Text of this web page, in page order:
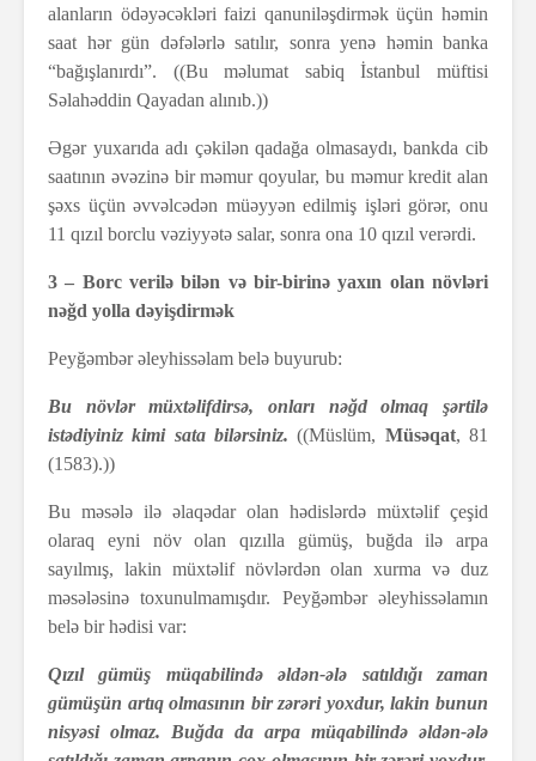
alanların ödəyəcəkləri faizi qanuniləşdirmək üçün həmin
saat hər gün dəfələrlə satılır, sonra yenə həmin banka
“bağışlanırdı”. ((Bu məlumat sabiq İstanbul müftisi
Səlahəddin Qayadan alınıb.))
Əgər yuxarıda adı çəkilən qadağa olmasaydı, bankda cib
saatının əvəzinə bir məmur qoyular, bu məmur kredit alan
şəxs üçün əvvəlcədən müəyyən edilmiş işləri görər, onu
11 qızıl borclu vəziyyətə salar, sonra ona 10 qızıl verərdi.
3 – Borc verilə bilən və bir-birinə yaxın olan növləri
nəğd yolla dəyişdirmək
Peyğəmbər əleyhissəlam belə buyurub:
Bu növlər müxtəlifdirsə, onları nəğd olmaq şərtilə
istədiyiniz kimi sata bilərsiniz. ((Müslüm, Müsəqat, 81
(1583).))
Bu məsələ ilə əlaqədar olan hədislərdə müxtəlif çeşid
olaraq eyni növ olan qızılla gümüş, buğda ilə arpa
sayılmış, lakin müxtəlif növlərdən olan xurma və duz
məsələsinə toxunulmamışdır. Peyğəmbər əleyhissəlamın
belə bir hədisi var:
Qızıl gümüş müqabilində əldən-ələ satıldığı zaman
gümüşün artıq olmasının bir zərəri yoxdur, lakin bunun
nisyəsi olmaz. Buğda da arpa müqabilində əldən-ələ